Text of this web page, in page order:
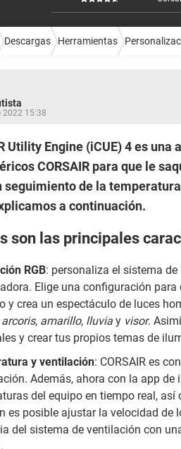
Descargas Herramientas
2022 15:38
Utility Engine (iCUE) 4 es
CORSAIR para que le
seguimiento de la
a continuación.
son las principales
RGB: personaliza el sistema
Elige una configuración
y crea un espectáculo de luces
, amarillo, lluvia y visor.
y crear tus propios temas de
y ventilación: CORSAIR es
Además, ahora con la app
del equipo en tiempo real,
es posible ajustar la velocidad de
del sistema de ventilación con